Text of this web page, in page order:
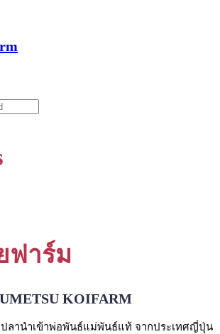
ฟาร์ม
KOIFARM
ปลานำเข้าพ่อพันธ์แม่พันธ์แท้ จากประเทศญี่ปุ่น